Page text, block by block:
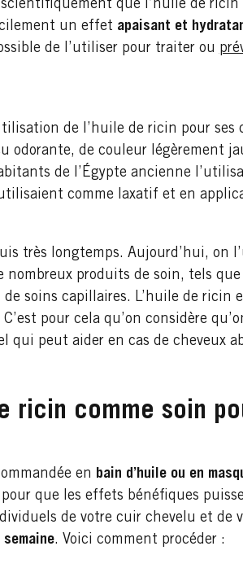
que l’huile de
un effet apaisant et
de l’utiliser pour traiter ou
de l’huile de ricin pour ses
odorante, de couleur légèrement
de l’Égypte ancienne
comme laxatif et en
très longtemps. Aujourd’hui, on
produits de soin, tels
soins capillaires. L’huile de ricin
pour cela qu’on considère
qui peut aider en cas de cheveux
ricin comme soin
en bain d’huile ou en
que les effets bénéfiques
de votre cuir chevelu et de
. Voici comment procéder :